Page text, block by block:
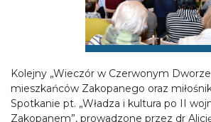
Kolejny „Wieczór w Czerwonym
mieszkańców Zakopanego oraz
Spotkanie pt. „Władza i kultura po II
Zakopanem”, prowadzone przez dr